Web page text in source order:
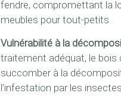
fendre, compromettant la
meubles pour tout-petits.
Vulnérabilité à la
traitement adéquat, le bois
succomber à la
l’infestation par les